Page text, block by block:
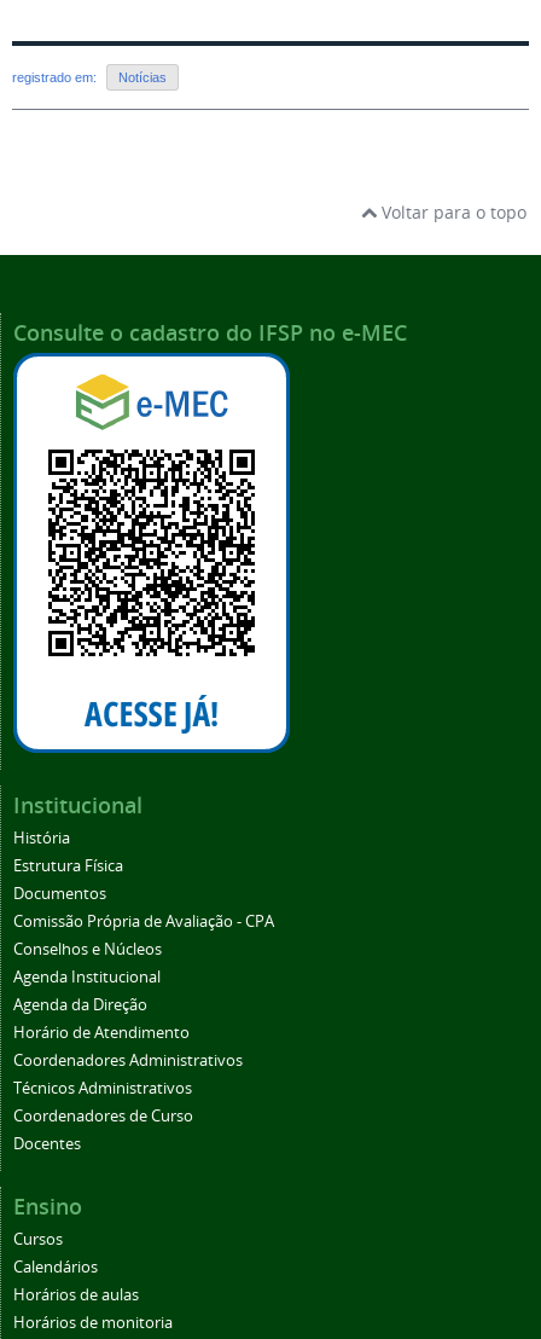
registrado em: Notícias
Voltar para o topo
Consulte o cadastro do IFSP no e-MEC
Institucional
História
Estrutura Física
Documentos
Comissão Própria de Avaliação - CPA
Conselhos e Núcleos
Agenda Institucional
Agenda da Direção
Horário de Atendimento
Coordenadores Administrativos
Técnicos Administrativos
Coordenadores de Curso
Docentes
Ensino
Cursos
Calendários
Horários de aulas
Horários de monitoria